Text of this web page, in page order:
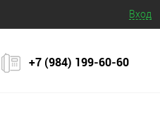
Вход
+7 (984) 199‒60‒60